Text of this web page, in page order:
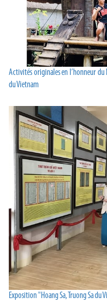
Activités originales en l’honneur
du Vietnam
Exposition "Hoang Sa, Truong Sa du